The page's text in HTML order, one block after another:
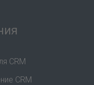
CRM
CRM